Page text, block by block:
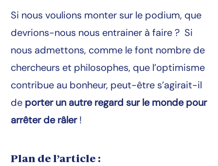
Si nous voulions monter sur le podium, que
devrions-nous nous entrainer à faire ? Si
nous admettons, comme le font nombre de
chercheurs et philosophes, que l’optimisme
contribue au bonheur, peut-être s’agirait-il
de porter un autre regard sur le monde pour
arrêter de râler!
Plan de l’article :